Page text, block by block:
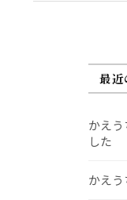
最近
かえ
した
かえ